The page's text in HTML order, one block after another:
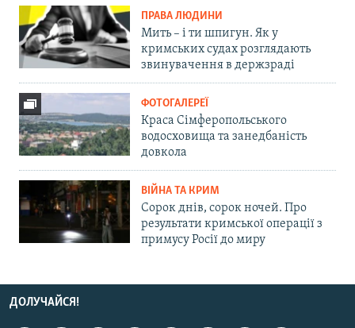
ПРАВА ЛЮДИНИ
Мить – і ти шпигун. Як у
кримських судах розглядають
звинувачення в держзраді
ФОТОГАЛЕРЕЇ
Краса Сімферопольського
водосховища та занедбаність
довкола
ВІЙНА ТА КРИМ
Сорок днів, сорок ночей. Про
результати кримської операції з
примусу Росії до миру
ДОЛУЧАЙСЯ!